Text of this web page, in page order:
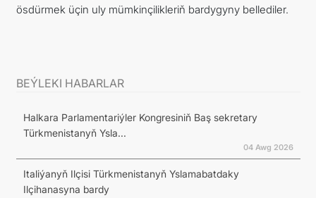
ösdürmek üçin uly mümkinçilikleriň bardygyny bellediler.
BEÝLEKI HABARLAR
Halkara Parlamentariýler Kongresiniň Baş sekretary
Türkmenistanyň Ysla...
04 Awg 2026
Italiýanyň Ilçisi Türkmenistanyň Yslamabatdaky
Ilçihanasyna bardy